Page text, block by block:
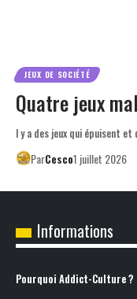
JEUX DE SOCIÉTÉ
Quatre jeux
l y a des jeux qui épuisent
ParCesco1 juillet 2026
Informations
Pourquoi Addict-Culture ?